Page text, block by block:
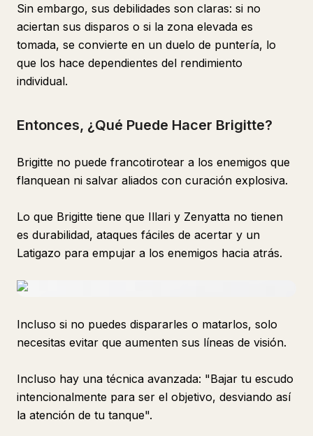
Sin embargo, sus debilidades son claras: si no
aciertan sus disparos o si la zona elevada es
tomada, se convierte en un duelo de puntería, lo
que los hace dependientes del rendimiento
individual.
Entonces, ¿Qué Puede Hacer Brigitte?
Brigitte no puede francotirotear a los enemigos que
flanquean ni salvar aliados con curación explosiva.
Lo que Brigitte tiene que Illari y Zenyatta no tienen
es durabilidad, ataques fáciles de acertar y un
Latigazo para empujar a los enemigos hacia atrás.
Incluso si no puedes dispararles o matarlos, solo
necesitas evitar que aumenten sus líneas de visión.
Incluso hay una técnica avanzada: "Bajar tu escudo
intencionalmente para ser el objetivo, desviando así
la atención de tu tanque".